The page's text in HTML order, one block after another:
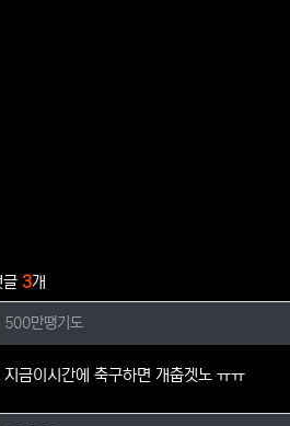
글 3개
500만땡기도님의 댓글
500만땡기도
지금이시간에 축구하면 개춥겟노 ㅠㅠ